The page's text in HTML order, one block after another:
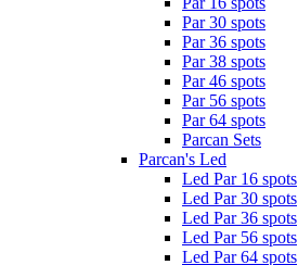
Par 30 spots
Par 36 spots
Par 38 spots
Par 46 spots
Par 56 spots
Par 64 spots
Parcan Sets
Parcan's Led
Led Par 16 spots
Led Par 30 spots
Led Par 36 spots
Led Par 56 spots
Led Par 64 spots